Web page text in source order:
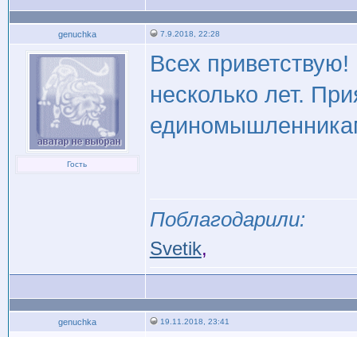
genuchka 7.9.2018, 22:28
Гость
Всех приветствую!
несколько лет.
Поблагодарили:
Svetik,
genuchka 19.11.2018, 23:41